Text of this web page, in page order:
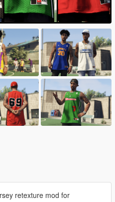
retexture mod for